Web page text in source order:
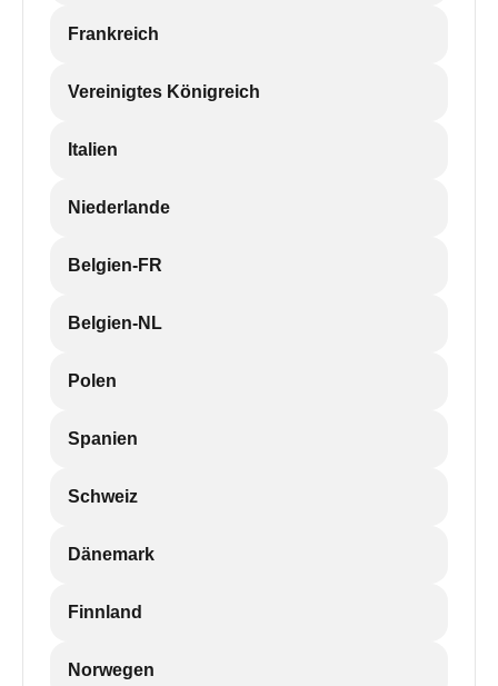
Frankreich
Vereinigtes Königreich
Italien
Niederlande
Belgien-FR
Belgien-NL
Polen
Spanien
Schweiz
Dänemark
Finnland
Norwegen